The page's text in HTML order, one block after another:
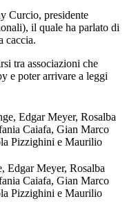
Curcio, presidente
il quale ha parlato di
caccia.
tra associazioni che
e poter arrivare a leggi
Edgar Meyer, Rosalba
Caiafa, Gian Marco
Pizzighini e Maurilio